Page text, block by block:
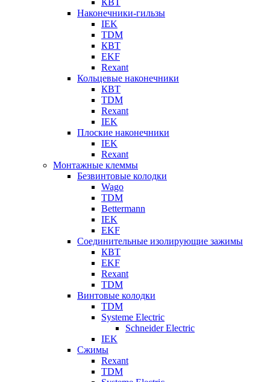
Наконечники-гильзы
IEK
TDM
КВТ
EKF
Rexant
Кольцевые наконечники
КВТ
TDM
Rexant
IEK
Плоские наконечники
IEK
Rexant
Монтажные клеммы
Безвинтовые колодки
Wago
TDM
Bettermann
IEK
EKF
Соединительные изолирующие зажимы
КВТ
EKF
Rexant
TDM
Винтовые колодки
TDM
Systeme Electric
Schneider Electric
IEK
Сжимы
Rexant
TDM